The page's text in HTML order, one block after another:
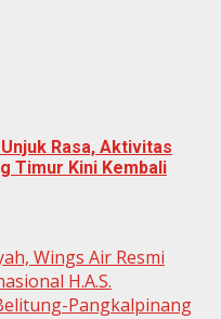
Rasa, Aktivitas
Timur Kini Kembali
Wings Air Resmi
H.A.S.
Pangkalpinang